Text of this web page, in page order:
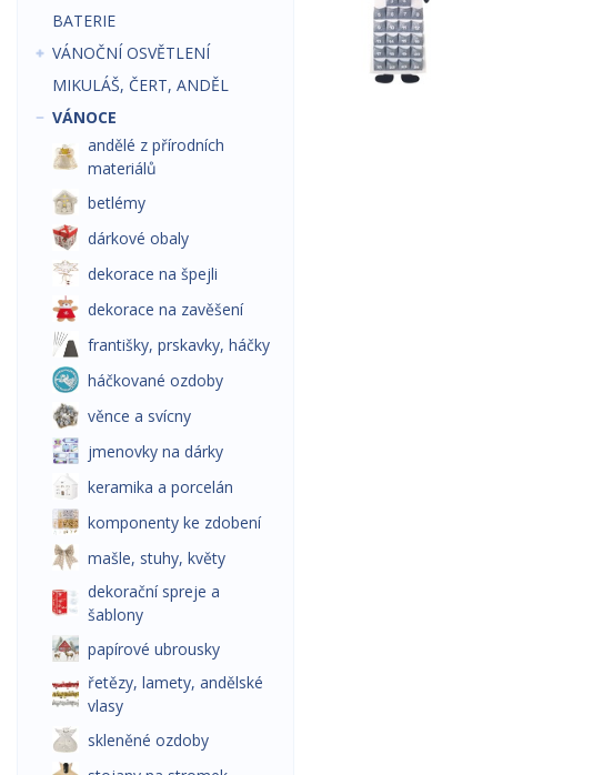
BATERIE
VÁNOČNÍ OSVĚTLENÍ
MIKULÁŠ, ČERT, ANDĚL
VÁNOCE
andělé z přírodních
materiálů
betlémy
dárkové obaly
dekorace na špejli
dekorace na zavěšení
františky, prskavky, háčky
háčkované ozdoby
věnce a svícny
jmenovky na dárky
keramika a porcelán
komponenty ke zdobení
mašle, stuhy, květy
dekorační spreje a
šablony
papírové ubrousky
řetězy, lamety, andělské
vlasy
skleněné ozdoby